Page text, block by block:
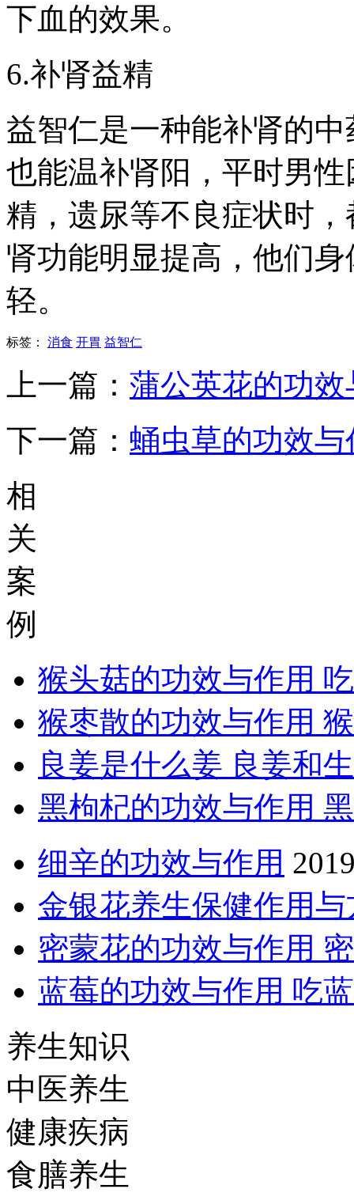
下血的效果。
6.补肾益精
益智仁是一种能补肾的
也能温补肾阳，平时男
精，遗尿等不良症状时
肾功能明显提高，他们
轻。
标签： 消食 开胃 益智仁
上一篇： 蒲公英花的功
下一篇： 蛹虫草的功效
相
关
案
例
猴头菇的功效与作用
猴枣散的功效与作用
良姜是什么姜 良姜和
黑枸杞的功效与作用
细辛的功效与作用
金银花养生保健作用
密蒙花的功效与作用
蓝莓的功效与作用 吃
养生知识
中医养生
健康疾病
食膳养生